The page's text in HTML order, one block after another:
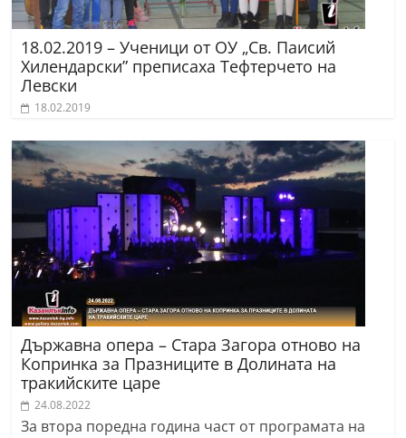
18.02.2019 – Ученици от ОУ „Св. Паисий
Хилендарски” преписаха Тефтерчето на
Левски
18.02.2019
Държавна опера – Стара Загора отново на
Копринка за Празниците в Долината на
тракийските царе
24.08.2022
За втора поредна година част от програмата на